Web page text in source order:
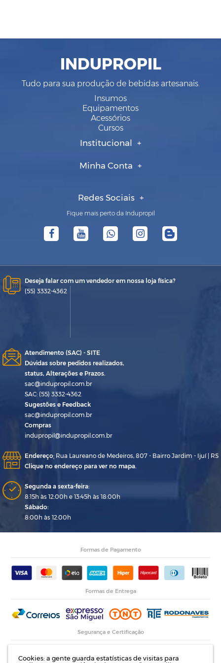
Cookies: a gente guarda estatísticas de visitas para
INDUPROPIL
Tudo para sua produção de bebidas artesanais.
Insumos
Equipamentos
Acessórios
Cursos
Institucional
Minha Conta
Redes Sociais
Fique mais perto da Indupropil
Deseja falar com um vendedor em nossa loja física?
(55) 3332-4362
Atendimento (SAC) - SITE
Dúvidas sobre pedidos realizados,
status, Alterações e Prazos.
sac@indupropil.com.br
SAC: (55) 3332-4362
Sugestões e Feedback
sac@indupropil.com.br
Compras
indupropil@indupropil.com.br
Endereço: Rua Laureano de Medeiros, 807 - Bairro Jardim - Ijuí | RS
Clique no endereço para ver no mapa.
Segunda a sexta-feira:
8:15h às 12:00h e 13:45h às 18:00h
Sábado:
8:00h às 12:00h
Formas de Pagamento
Formas de Entrega
Segurança e Certificação